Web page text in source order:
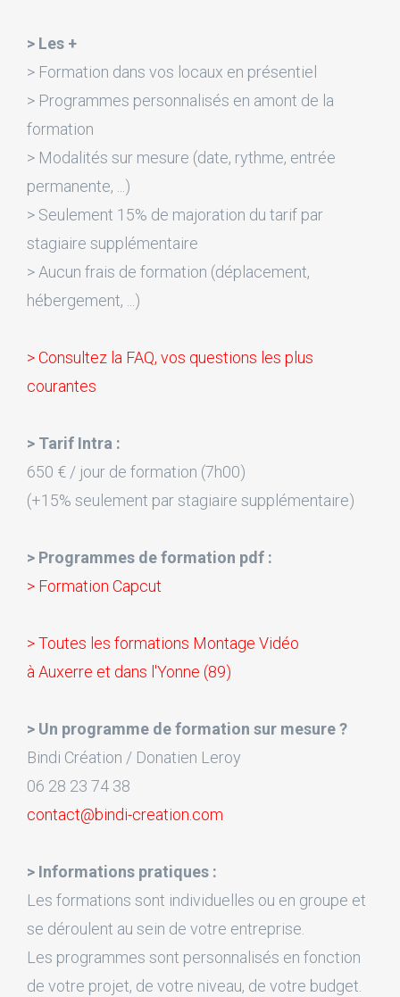
> Les +
> Formation dans vos locaux en présentiel
> Programmes personnalisés en amont de la
formation
> Modalités sur mesure (date, rythme, entrée
permanente, ...)
> Seulement 15% de majoration du tarif par
stagiaire supplémentaire
> Aucun frais de formation (déplacement,
hébergement, ...)
> Consultez la FAQ, vos questions les plus
courantes
> Tarif Intra :
650 € / jour de formation (7h00)
(+15% seulement par stagiaire supplémentaire)
> Programmes de formation pdf :
> Formation Capcut
> Toutes les formations Montage Vidéo
à Auxerre et dans l'Yonne (89)
> Un programme de formation sur mesure ?
Bindi Création / Donatien Leroy
06 28 23 74 38
contact@bindi-creation.com
> Informations pratiques :
Les formations sont individuelles ou en groupe et
se déroulent au sein de votre entreprise.
Les programmes sont personnalisés en fonction
de votre projet, de votre niveau, de votre budget.